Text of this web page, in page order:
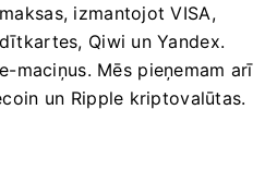
izmantojot VISA,
Qiwi un Yandex.
maciņus. Mēs pieņemam arī
un Ripple kriptovalūtas.